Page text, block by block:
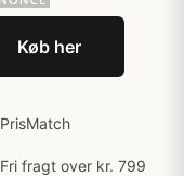
Køb her
PrisMatch
Fri fragt over kr. 799